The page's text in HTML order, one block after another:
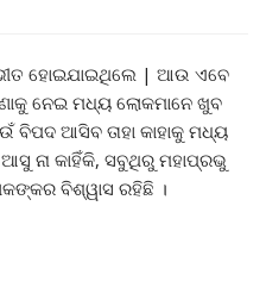
ହୋଇଯାଇଥିଲେ | ଆଉ ଏବେ
ନେଇ ମଧ୍ୟ ଲୋକମାନେ ଖୁବ
ଆସିବ ତାହା କାହାକୁ ମଧ୍ୟ
ନା କାହିଁକି, ସବୁଥିରୁ ମହାପ୍ରଭୁ
ବିଶ୍ୱାସ ରହିଛି ।